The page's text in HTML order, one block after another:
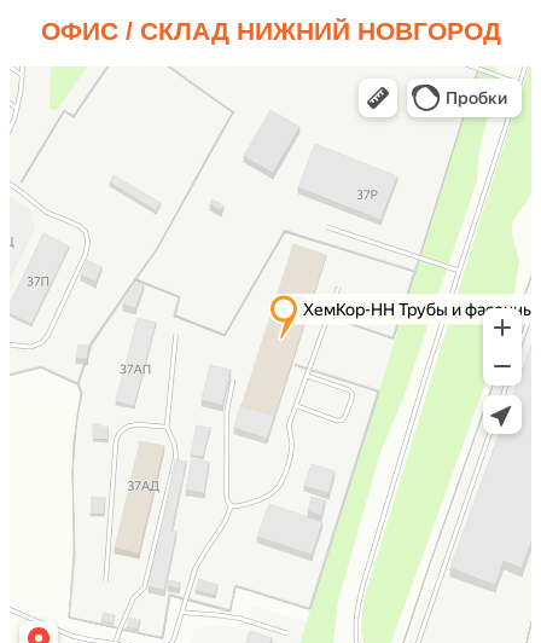
ОФИС / СКЛАД НИЖНИЙ НОВГОРОД